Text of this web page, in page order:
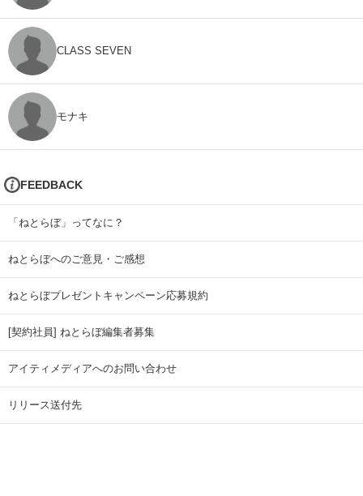
CLASS SEVEN
モナキ
FEEDBACK
「ねとらぼ」ってなに？
ねとらぼへのご意見・ご感想
ねとらぼプレゼントキャンペーン応募規約
[契約社員] ねとらぼ編集者募集
アイティメディアへのお問い合わせ
リリース送付先